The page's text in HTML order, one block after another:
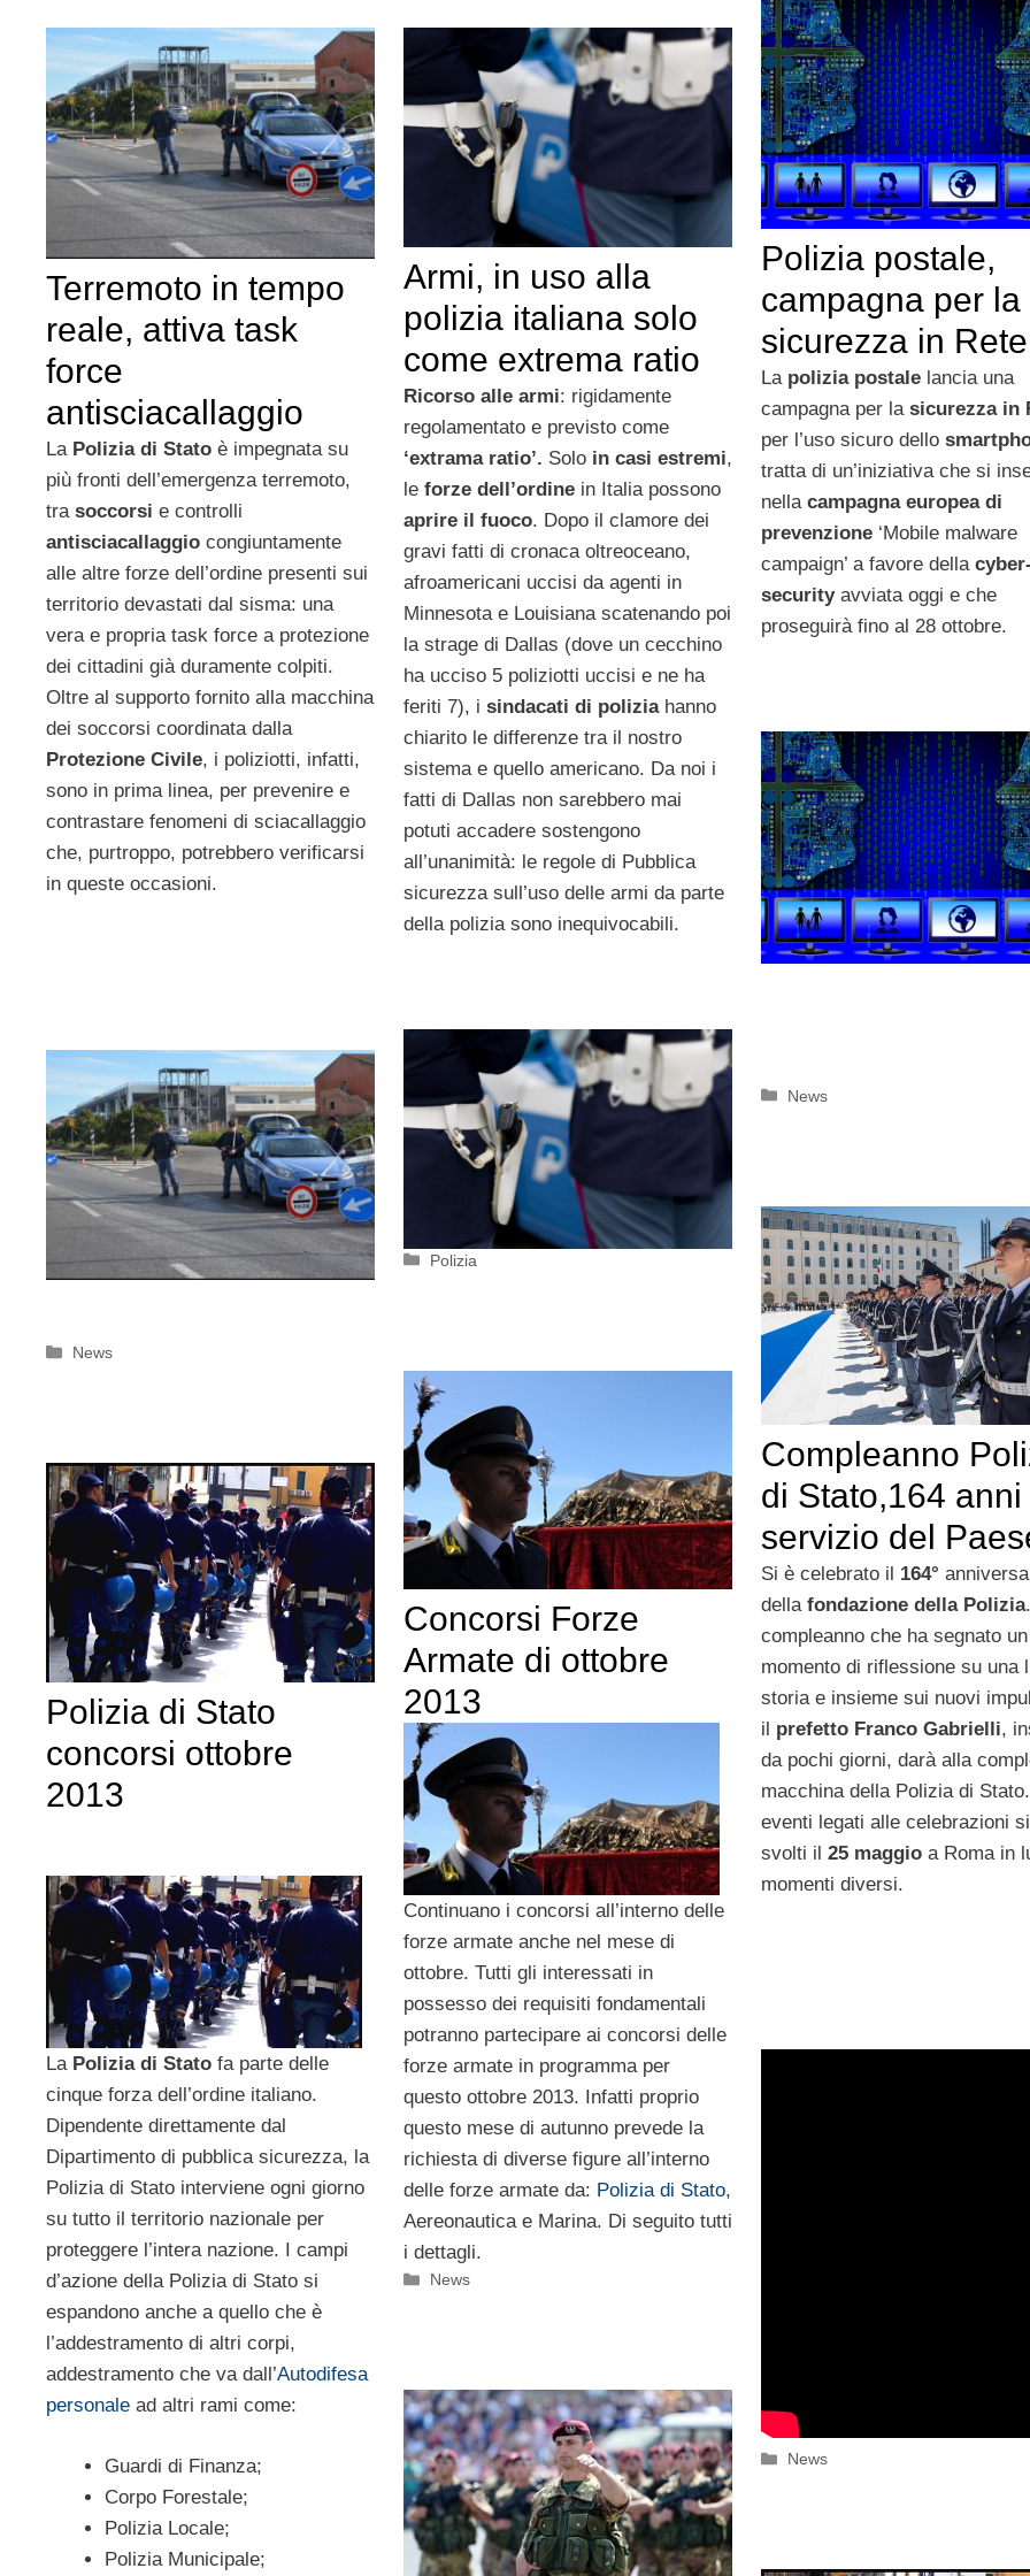
Polizia postale,
campagna per la
sicurezza in Rete
Lapolizia postalelancia una
campagna per la sicurezza in
per l’uso sicuro dello
tratta di un’iniziativa che si
nella campagna europea di
prevenzione‘Mobile malware
campaign’ a favore della
securityavviata oggi e che
proseguirà fino al 28 ottobre.
Categorie
News
Terremoto in tempo
reale, attiva task
force
antisciacallaggio
La Polizia di Stato è impegnata su
più fronti dell’emergenza terremoto,
tra soccorsi e controlli
antisciacallaggio congiuntamente
alle altre forze dell’ordine presenti sui
territorio devastati dal sisma: una
vera e propria task force a protezione
dei cittadini già duramente colpiti.
Oltre al supporto fornito alla macchina
dei soccorsi coordinata dalla
Protezione Civile, i poliziotti, infatti,
sono in prima linea, per prevenire e
contrastare fenomeni di sciacallaggio
che, purtroppo, potrebbero verificarsi
in queste occasioni.
Categorie
News
Armi, in uso alla
polizia italiana solo
come extrema ratio
Ricorso alle armi: rigidamente
regolamentato e previsto come
‘extrama ratio’. Soloin casi estremi,
le forze dell’ordinein Italia possono
aprire il fuoco. Dopo il clamore dei
gravi fatti di cronaca oltreoceano,
afroamericani uccisi da agenti in
Minnesota e Louisiana scatenando poi
la strage di Dallas (dove un cecchino
ha ucciso 5 poliziotti uccisi e ne ha
feriti 7), i sindacati di poliziahanno
chiarito le differenze tra il nostro
sistema e quello americano. Da noi i
fatti di Dallas non sarebbero mai
potuti accadere sostengono
all’unanimità: le regole di Pubblica
sicurezza sull’uso delle armi da parte
della polizia sono inequivocabili.
Categorie
Polizia
Compleanno
di Stato,164 anni
servizio del
Si è celebrato il 164°
della fondazione della Polizia
compleanno che ha segnato un
momento di riflessione su una
storia e insieme sui nuovi
il prefetto Franco Gabrielli,
da pochi giorni, darà alla
macchina della Polizia di
eventi legati alle celebrazioni
svolti il 25 maggio a Roma in
momenti diversi.
Categorie
News
Concorsi Forze
Armate di ottobre
2013
Continuano i concorsi all’interno delle
forze armate anche nel mese di
ottobre. Tutti gli interessati in
possesso dei requisiti fondamentali
potranno partecipare ai concorsi delle
forze armate in programma per
questo ottobre 2013. Infatti proprio
questo mese di autunno prevede la
richiesta di diverse figure all’interno
delle forze armate da: Polizia di Stato,
Aereonautica e Marina. Di seguito tutti
i dettagli.
Categorie
News
Polizia di Stato
concorsi ottobre
2013
La Polizia di Stato fa parte delle
cinque forza dell’ordine italiano.
Dipendente direttamente dal
Dipartimento di pubblica sicurezza, la
Polizia di Stato interviene ogni giorno
su tutto il territorio nazionale per
proteggere l’intera nazione. I campi
d’azione della Polizia di Stato si
espandono anche a quello che è
l’addestramento di altri corpi,
addestramento che va dall’Autodifesa
personale ad altri rami come:
Guardi di Finanza;
Corpo Forestale;
Polizia Locale;
Polizia Municipale;